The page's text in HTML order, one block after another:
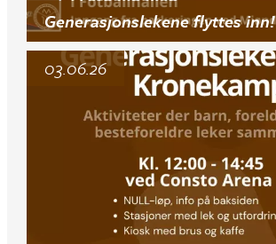
Generasjonslekene flyttes inn!
03.06.26